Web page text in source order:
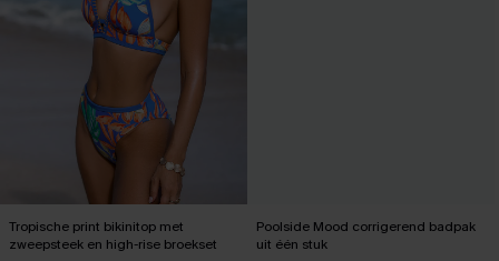
Tropische print bikinitop met
zweepsteek en high-rise broekset
Poolside Mood corrigerend badpak
uit één stuk